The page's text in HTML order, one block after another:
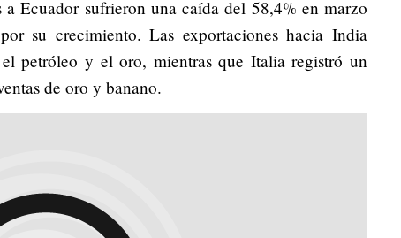
Ecuador sufrieron una caída del 58,4% en marzo
su crecimiento. Las exportaciones hacia India
petróleo y el oro, mientras que Italia registró un
de oro y banano.